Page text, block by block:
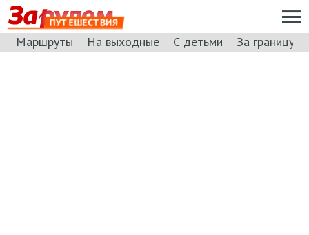
ПУТЕШЕСТВИЯ
Маршруты На выходные С детьми За границу